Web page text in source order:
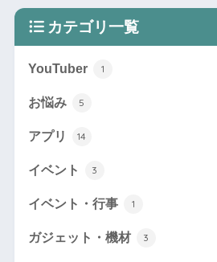
カテゴリ一覧
YouTuber 1
お悩み 5
アプリ 14
イベント 3
イベント・行事 1
ガジェット・機材 3